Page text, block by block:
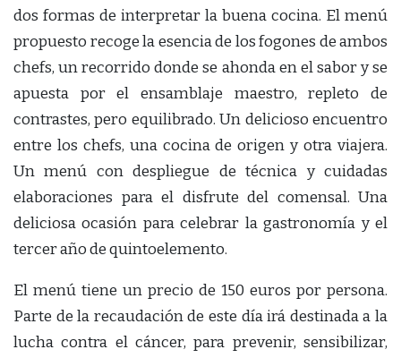
dos formas de interpretar la buena cocina. El menú
propuesto recoge la esencia de los fogones de ambos
chefs, un recorrido donde se ahonda en el sabor y se
apuesta por el ensamblaje maestro, repleto de
contrastes, pero equilibrado. Un delicioso encuentro
entre los chefs, una cocina de origen y otra viajera.
Un menú con despliegue de técnica y cuidadas
elaboraciones para el disfrute del comensal. Una
deliciosa ocasión para celebrar la gastronomía y el
tercer año de quintoelemento.
El menú tiene un precio de 150 euros por persona.
Parte de la recaudación de este día irá destinada a la
lucha contra el cáncer, para prevenir, sensibilizar,